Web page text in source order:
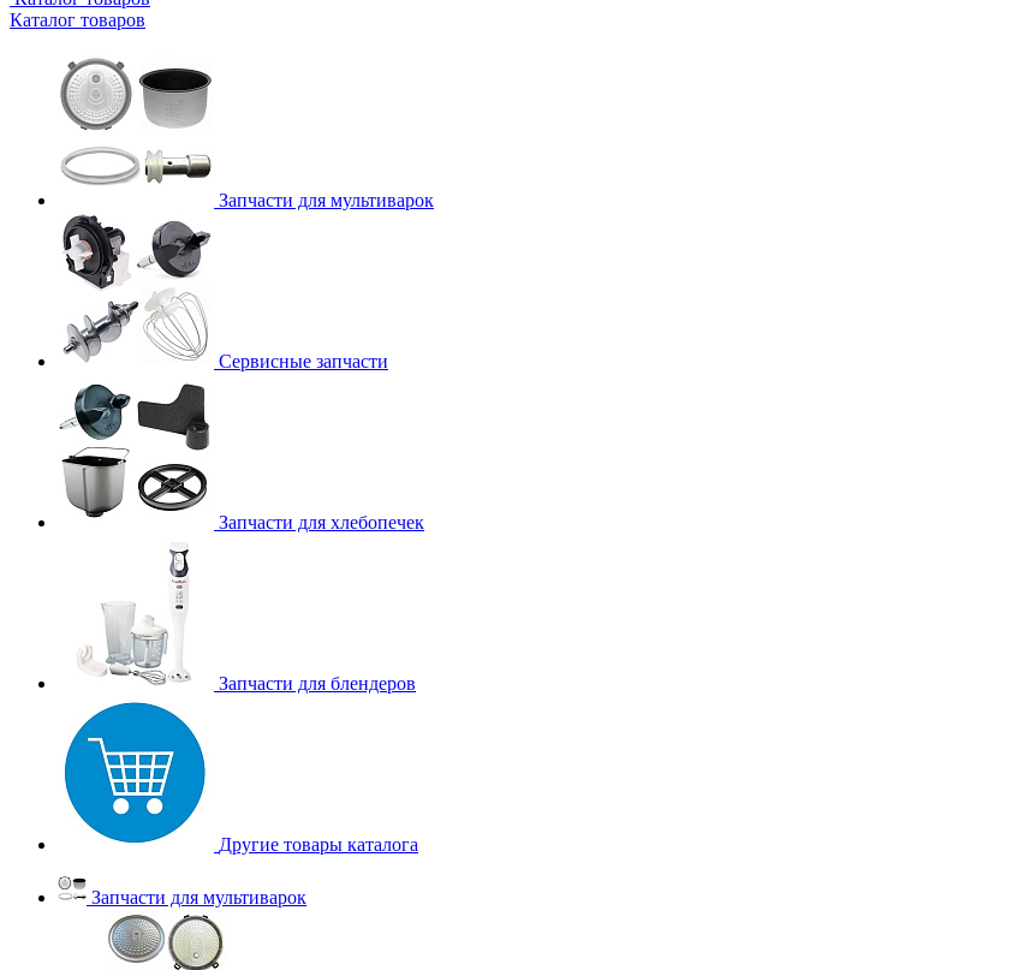
Каталог товаров
Запчасти для мультиварок
Сервисные запчасти
Запчасти для хлебопечек
Запчасти для блендеров
Другие товары каталога
Запчасти для мультиварок